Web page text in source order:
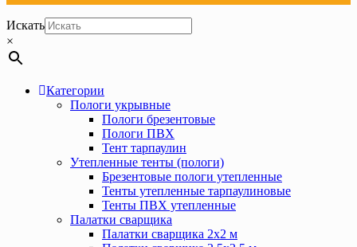
Искать
×
Категории
Пологи укрывные
Пологи брезентовые
Пологи ПВХ
Тент тарпаулин
Утепленные тенты (пологи)
Брезентовые пологи утепленные
Тенты утепленные тарпаулиновые
Тенты ПВХ утепленные
Палатки сварщика
Палатки сварщика 2х2 м